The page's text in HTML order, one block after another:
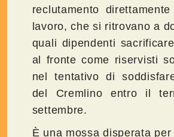
reclutamento
lavoro, che si ritrovano a
quali dipendenti
al fronte come riservisti
nel tentativo di
del Cremlino entro il
settembre.
È una mossa disperata